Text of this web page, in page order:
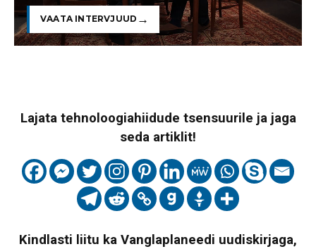
VAATA INTERVJUUD
Lajata tehnoloogiahiidude tsensuurile ja jaga
seda artiklit!
Kindlasti liitu ka Vanglaplaneedi uudiskirjaga,